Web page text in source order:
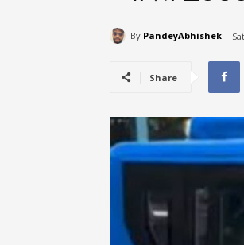
By PandeyAbhishek
Share